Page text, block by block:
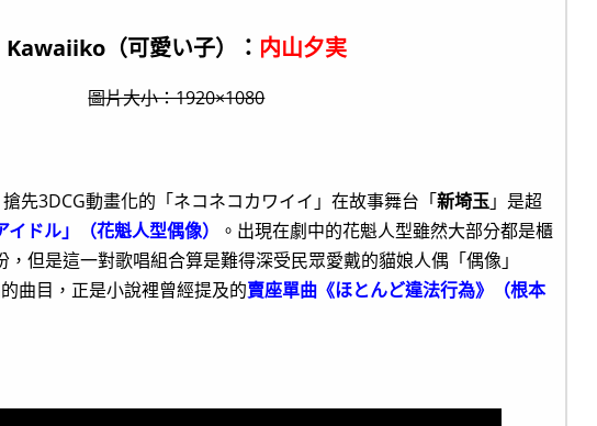
Kawaiiko（可愛い子）： 内山夕実
圖片大小：1920×1080
先3DCG動畫化的「ネコネコカワイイ」在故事舞台「新埼玉」是超
イドル」（花魁人型偶像）
。出現在劇中的花魁人型雖然大部分都是櫃
但是這一對歌唱組合算是難得深受民眾愛戴的貓娘人偶「偶像」
曲目，正是小說裡曾經提及的賣座單曲《ほとんど違法行為》（根本